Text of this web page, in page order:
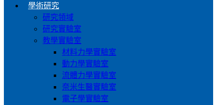
學術研究
研究領域
研究實驗室
教學實驗室
材料力學實驗室
動力學實驗室
流體力學實驗室
奈米生醫實驗室
電子學實驗室